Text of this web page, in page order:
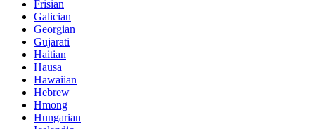
Frisian
Galician
Georgian
Gujarati
Haitian
Hausa
Hawaiian
Hebrew
Hmong
Hungarian